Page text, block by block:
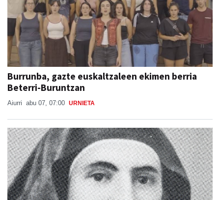
Burrunba, gazte euskaltzaleen ekimen berria
Beterri-Buruntzan
Aiurri abu 07, 07:00 URNIETA